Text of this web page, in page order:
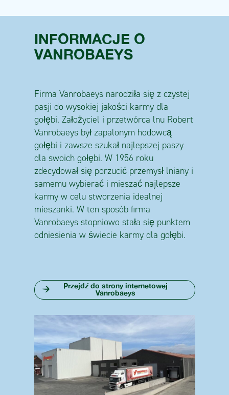
INFORMACJE O
VANROBAEYS
Firma Vanrobaeys narodziła się z czystej
pasji do wysokiej jakości karmy dla
gołębi. Założyciel i przetwórca lnu Robert
Vanrobaeys był zapalonym hodowcą
gołębi i zawsze szukał najlepszej paszy
dla swoich gołębi. W 1956 roku
zdecydował się porzucić przemysł lniany i
samemu wybierać i mieszać najlepsze
karmy w celu stworzenia idealnej
mieszanki. W ten sposób firma
Vanrobaeys stopniowo stała się punktem
odniesienia w świecie karmy dla gołębi.
Przejdź do strony internetowej
Vanrobaeys